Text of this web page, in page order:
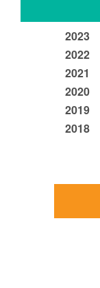
2023
2022
2021
2020
2019
2018